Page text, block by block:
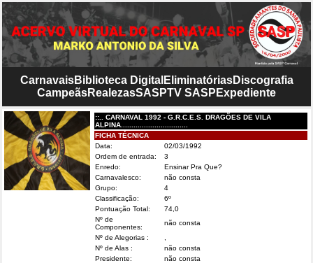
CarnavaisBiblioteca Digital EliminatóriasDiscografia
CampeãsRealezasSASPTV SASP Expediente
::.. CARNAVAL 1992 - G.R.C.E.S. DRAGÕES DE VILA
ALPINA................................
FICHA TÉCNICA
Data:
02/03/1992
Ordem de entrada:
3
Enredo:
Ensinar Pra Que?
Carnavalesco:
não consta
Grupo:
4
Classificação:
6º
Pontuação Total:
74,0
Nº de
Componentes:
não consta
Nº de Alegorias :
Nº de Alas :
não consta
Presidente:
não consta